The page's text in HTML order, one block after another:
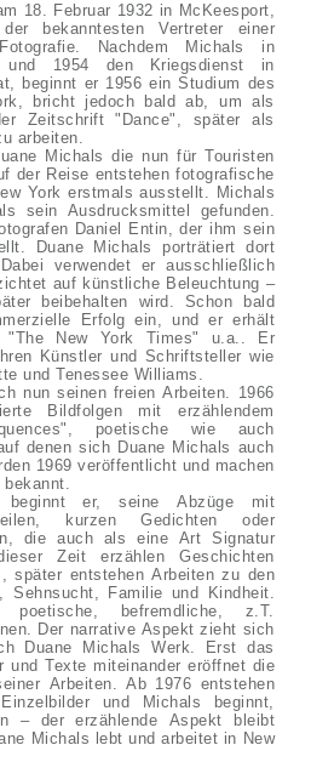
18. Februar 1932 in McKeesport,
bekanntesten Vertreter einer
Nachdem Michals in
und 1954 den Kriegsdienst in
beginnt er 1956 ein Studium des
bricht jedoch bald ab, um als
Zeitschrift "Dance", später als
arbeiten.
Michals die nun für Touristen
der Reise entstehen fotografische
York erstmals ausstellt. Michals
sein Ausdrucksmittel gefunden.
Daniel Entin, der ihm sein
Duane Michals porträtiert dort
verwendet er ausschließlich
auf künstliche Beleuchtung –
beibehalten wird. Schon bald
Erfolg ein, und er erhält
"The New York Times" u.a.. Er
Künstler und Schriftsteller wie
und Tenessee Williams.
nun seinen freien Arbeiten. 1966
Bildfolgen mit erzählendem
poetische wie auch
denen sich Duane Michals auch
1969 veröffentlicht und machen
er, seine Abzüge mit
kurzen Gedichten oder
die auch als eine Art Signatur
Zeit erzählen Geschichten
später entstehen Arbeiten zu den
Sehnsucht, Familie und Kindheit.
befremdliche, z.T.
Der narrative Aspekt zieht sich
Duane Michals Werk. Erst das
und Texte miteinander eröffnet die
Arbeiten. Ab 1976 entstehen
und Michals beginnt,
– der erzählende Aspekt bleibt
Michals lebt und arbeitet in New